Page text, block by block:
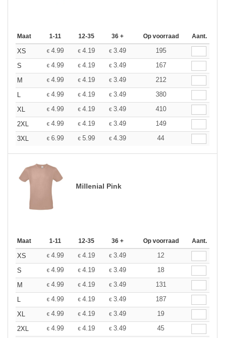
Maat 1-11 12-35 36 + Op voorraad Aant.
XS € 4.99 € 4.19 € 3.49
195
S
€ 4.99 € 4.19 € 3.49
167
M
€ 4.99 € 4.19 € 3.49
212
L
€ 4.99 € 4.19 € 3.49
380
XL
€ 4.99 € 4.19 € 3.49
410
2XL
€ 4.99 € 4.19 € 3.49
149
3XL
€ 6.99 € 5.99 € 4.39 44
Millenial Pink
Maat 1-11 12-35 36 + Op voorraad Aant.
XS € 4.99 € 4.19 € 3.49
12
S
€ 4.99 € 4.19 € 3.49
18
M
€ 4.99 € 4.19 € 3.49
131
L
€ 4.99 € 4.19 € 3.49
187
XL
€ 4.99 € 4.19 € 3.49
19
2XL
€ 4.99 € 4.19 € 3.49
45